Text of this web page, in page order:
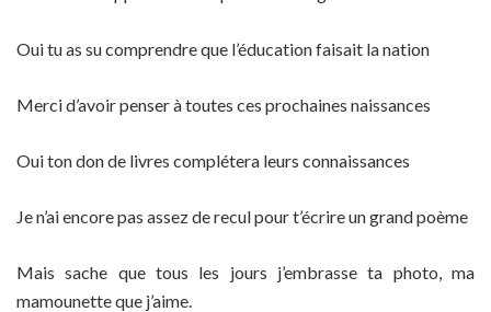
Oui tu as su comprendre que l’éducation faisait la nation
Merci d’avoir penser à toutes ces prochaines naissances
Oui ton don de livres complétera leurs connaissances
Je n’ai encore pas assez de recul pour t’écrire un grand poème
Mais sache que tous les jours j’embrasse ta photo, ma
mamounette que j’aime.